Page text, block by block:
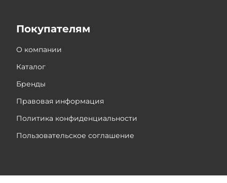
Покупателям
О компании
Каталог
Бренды
Правовая информация
Политика конфиденциальности
Пользовательское соглашение